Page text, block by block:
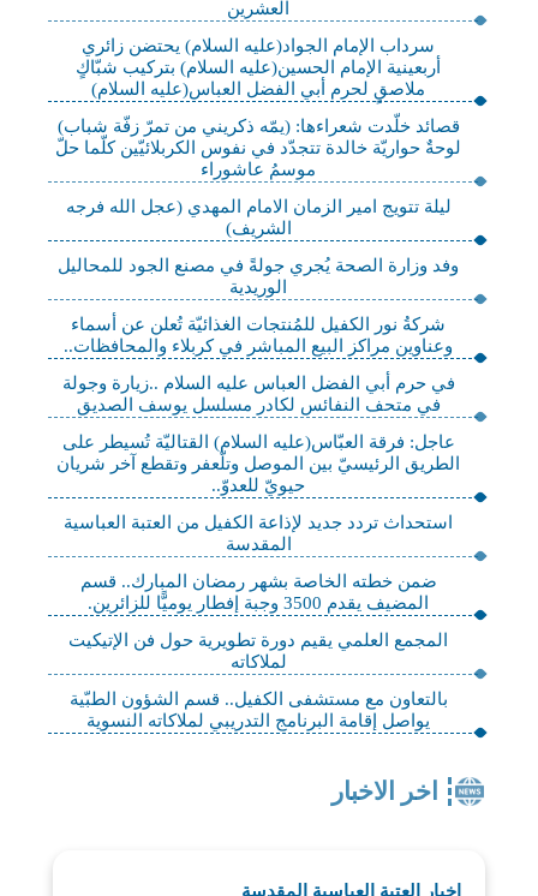
العشرين
سرداب الإمام الجواد(عليه السلام) يحتضن زائري
أربعينية الإمام الحسين(عليه السلام) بتركيب شبّاكٍ
ملاصقٍ لحرم أبي الفضل العباس(عليه السلام)
قصائد خلّدت شعراءها: (يمّه ذكريني من تمرّ زفّة شباب)
لوحةٌ حواريّة خالدة تتجدّد في نفوس الكربلائيّين كلّما حلّ
موسمُ عاشوراء
ليلة تتويج امير الزمان الامام المهدي (عجل الله فرجه
الشريف)
وفد وزارة الصحة يُجري جولةً في مصنع الجود للمحاليل
الوريدية
شركةُ نور الكفيل للمُنتجات الغذائيّة تُعلن عن أسماء
وعناوين مراكز البيع المباشر في كربلاء والمحافظات..
في حرم أبي الفضل العباس عليه السلام ..زيارة وجولة
في متحف النفائس لكادر مسلسل يوسف الصديق
عاجل: فرقة العبّاس(عليه السلام) القتاليّة تُسيطر على
الطريق الرئيسيّ بين الموصل وتلّعفر وتقطع آخر شريان
حيويّ للعدوّ..
استحداث تردد جديد لإذاعة الكفيل من العتبة العباسية
المقدسة
ضمن خطته الخاصة بشهر رمضان المبارك.. قسم
المضيف يقدم 3500 وجبة إفطار يوميًّا للزائرين.
المجمع العلمي يقيم دورة تطويرية حول فن الإتيكيت
لملاكاته
بالتعاون مع مستشفى الكفيل.. قسم الشؤون الطبّية
يواصل إقامة البرنامج التدريبي لملاكاته النسوية
اخر الاخبار
اخبار العتبة العباسية المقدسة